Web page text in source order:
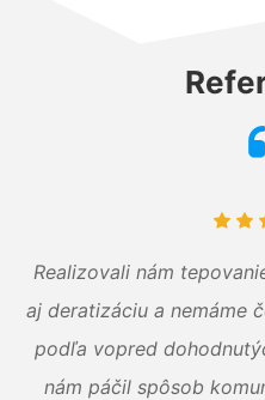
Realizovali nám
aj deratizáciu a nemáme
podľa vopred
nám páčil spôsob